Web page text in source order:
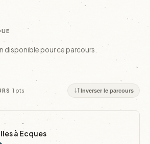
disponible pour ce parcours.
1 pts Inverser le parcours
à Ecques